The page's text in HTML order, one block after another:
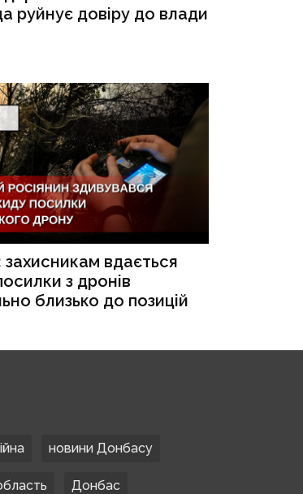
руйнує довіру до влади
вдається
з дронів
близько до позицій
новини Донбасу
Донбас